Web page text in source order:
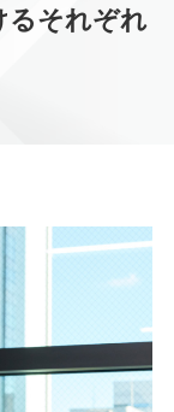
るそれぞれ